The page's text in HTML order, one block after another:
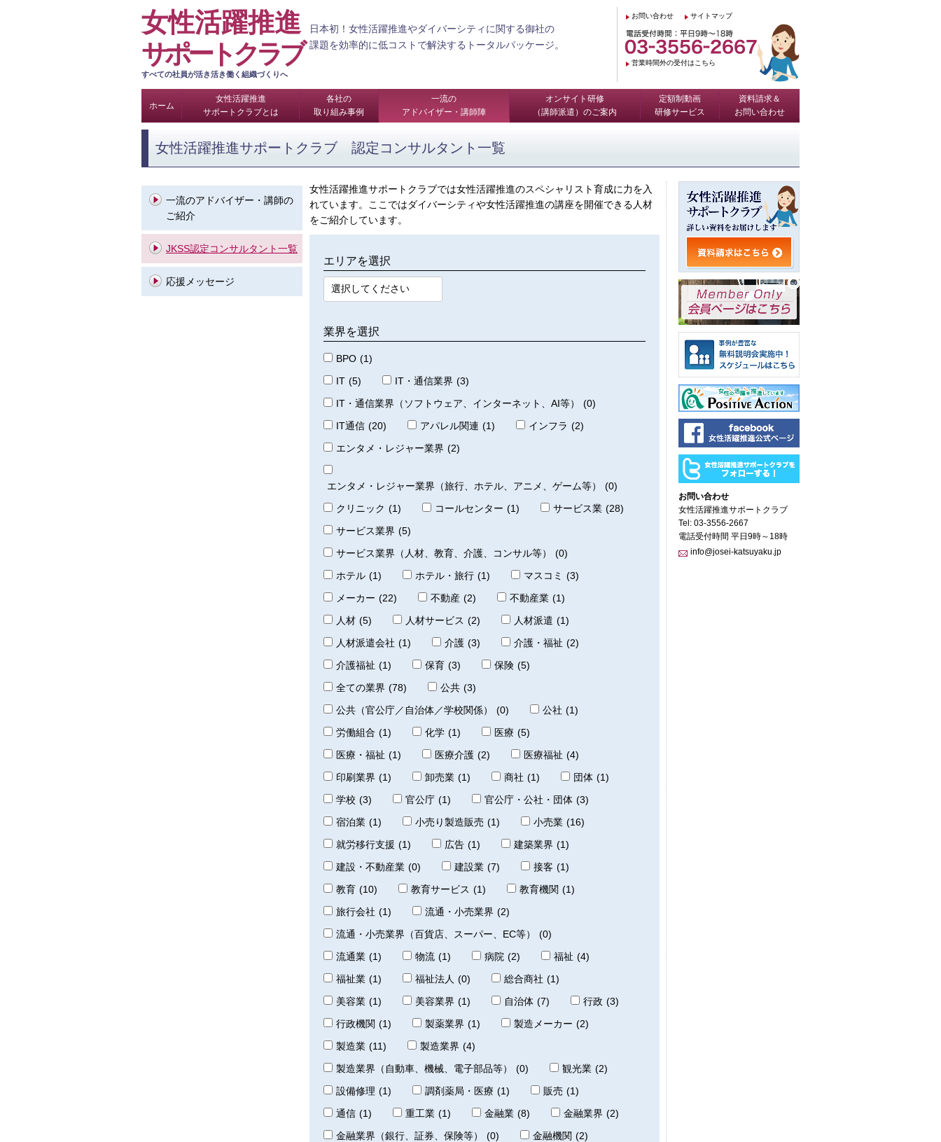
女性活躍推進
サポートクラブ
すべての社員が活き活き働く組織づくりへ
日本初！女性活躍推進やダイバーシティに関する御社の
課題を効率的に低コストで解決するトータルパッケージ。
お問い合わせ サイトマップ
営業時間外の受付はこちら
ホーム
女性活躍推進
サポートクラブとは
各社の
取り組み事例
一流の
アドバイザー・講師陣
オンサイト研修
（講師派遣）のご案内
定額制動画
研修サービス
資料請求＆
お問い合わせ
女性活躍推進サポートクラブ 認定コンサルタント一覧
女性活躍推進サポートクラブでは女性活躍推進のスペシャリスト育成に力を入
れています。ここではダイバーシティや女性活躍推進の講座を開催できる人材
をご紹介しています。
エリアを選択
業界を選択
BPO (1)
IT (5) IT・通信業界 (3)
IT・通信業界（ソフトウェア、インターネット、AI等）
(0)
IT通信 (20) アパレル関連 (1) インフラ (2)
エンタメ・レジャー業界 (2)
エンタメ・レジャー業界（旅行、ホテル、アニメ、ゲーム等）
(0)
クリニック (1) コールセンター (1) サービス業 (28)
サービス業界 (5)
サービス業界（人材、教育、介護、コンサル等）
(0)
ホテル (1) ホテル・旅行 (1) マスコミ (3)
メーカー (22) 不動産 (2) 不動産業 (1)
人材 (5) 人材サービス (2) 人材派遣 (1)
人材派遣会社 (1) 介護 (3) 介護・福祉 (2)
介護福祉 (1) 保育 (3) 保険 (5)
全ての業界 (78) 公共 (3)
公共（官公庁／自治体／学校関係）
(0) 公社 (1)
労働組合 (1) 化学 (1) 医療 (5)
医療・福祉 (1) 医療介護 (2) 医療福祉 (4)
印刷業界 (1) 卸売業 (1) 商社 (1) 団体 (1)
学校 (3) 官公庁 (1) 官公庁・公社・団体 (3)
宿泊業 (1) 小売り製造販売 (1) 小売業 (16)
就労移行支援 (1) 広告 (1) 建築業界 (1)
建設・不動産業 (0) 建設業 (7) 接客 (1)
教育 (10) 教育サービス (1) 教育機関 (1)
旅行会社 (1) 流通・小売業界 (2)
流通・小売業界（百貨店、スーパー、EC等）
(0)
流通業 (1) 物流 (1) 病院 (2) 福祉 (4)
福祉業 (1) 福祉法人 (0) 総合商社 (1)
美容業 (1) 美容業界 (1) 自治体 (7) 行政 (3)
行政機関 (1) 製薬業界 (1) 製造メーカー (2)
製造業 (11) 製造業界 (4)
製造業界（自動車、機械、電子部品等）
(0) 観光業 (2)
設備修理 (1) 調剤薬局・医療 (1) 販売 (1)
通信 (1) 重工業 (1) 金融業 (8) 金融業界 (2)
金融業界（銀行、証券、保険等）
(0) 金融機関 (2)
一流のアドバイザー・講師の
ご紹介
JKSS認定コンサルタント一覧
応援メッセージ
お問い合わせ
女性活躍推進サポートクラブ
Tel: 03-3556-2667
電話受付時間 平日9時～18時
info@josei-katsuyaku.jp